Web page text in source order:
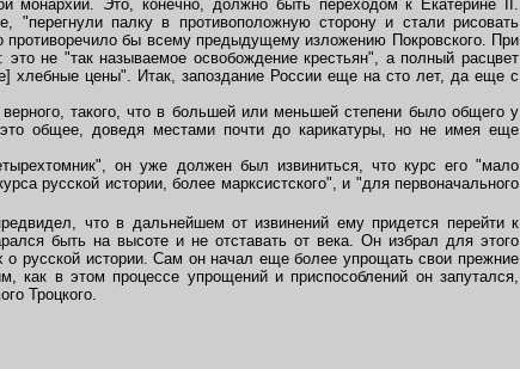
монархии. Это, конечно, должно быть переходом к Екатерине II.
"перегнули палку в противоположную сторону и стали рисовать
противоречило бы всему предыдущему изложению Покровского. При
не "так называемое освобождение крестьян", а полный расцвет
хлебные цены". Итак, запоздание России еще на сто лет, да еще с
такого, что в большей или меньшей степени было общего у
общее, доведя местами почти до карикатуры, но не имея еще
он уже должен был извиниться, что курс его "мало
русской истории, более марксистского", и "для первоначального
что в дальнейшем от извинений ему придется перейти к
быть на высоте и не отставать от века. Он избрал для этого
о русской истории. Сам он начал еще более упрощать свои прежние
как в этом процессе упрощений и приспособлений он запутался,
Троцкого.